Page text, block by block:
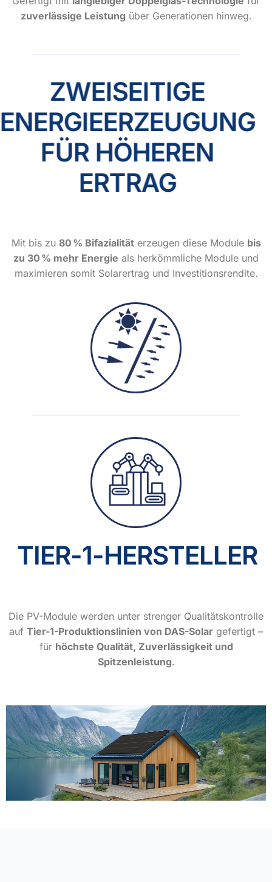
zuverlässige Leistung über Generationen hinweg.
ZWEISEITIGE
ENERGIEERZEUGUNG
FÜR HÖHEREN
ERTRAG
Mit bis zu 80 % Bifazialitäterzeugen diese Module bis
zu 30 % mehr Energie als herkömmliche Module und
maximieren somit Solarertrag und Investitionsrendite.
TIER-1-HERSTELLER
Die PV-Module werden unter strenger Qualitätskontrolle
auf Tier-1-Produktionslinien von DAS-Solar gefertigt –
für höchste Qualität, Zuverlässigkeit und
Spitzenleistung.